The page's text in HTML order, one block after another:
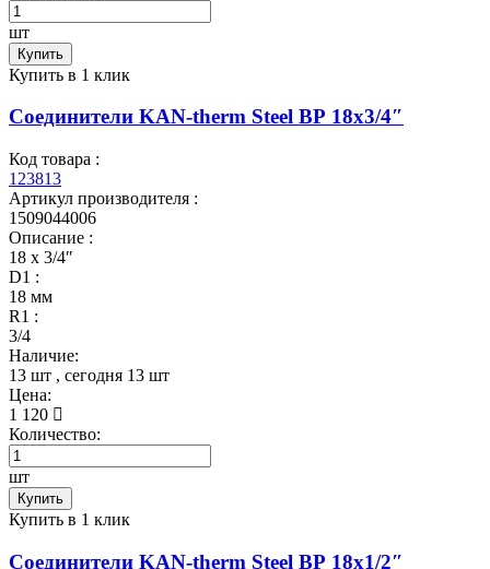
шт
Купить
Купить в 1 клик
Соединители KAN-therm Steel ВР 18x3/4″
Код товара :
123813
Артикул производителя :
1509044006
Описание :
18 x 3/4″
D1 :
18 мм
R1 :
3/4
Наличие:
13 шт , сегодня 13 шт
Цена:
1 120
Количество:
шт
Купить
Купить в 1 клик
Соединители KAN-therm Steel ВР 18x1/2″